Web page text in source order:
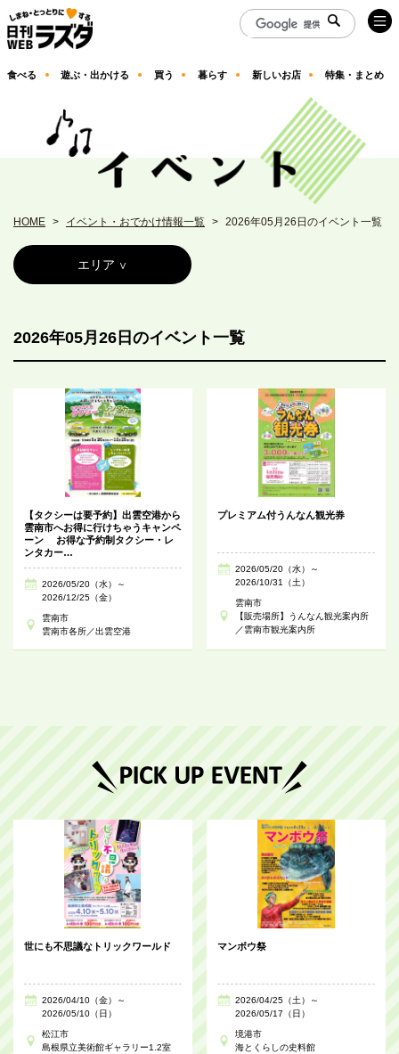
食べる 遊ぶ・出かける 買う 暮らす 新しいお店 特集・まとめ
HOME イベント・おでかけ情報一覧 2026年05月26日のイベント一覧
エリア
2026年05月26日のイベント一覧
【タクシーは要予約】出雲空港から
雲南市へお得に行けちゃうキャンペ
ーン お得な予約制タクシー・レ
ンタカー…
2026/05/20（水）～
2026/12/25（金）
雲南市
雲南市各所／出雲空港
プレミアム付うんなん観光券
2026/05/20（水）～
2026/10/31（土）
雲南市
【販売場所】うんなん観光案内所
／雲南市観光案内所
世にも不思議なトリックワールド
2026/04/10（金）～
2026/05/10（日）
松江市
島根県立美術館ギャラリー1.2室
マンボウ祭
2026/04/25（土）～
2026/05/17（日）
境港市
海とくらしの史料館